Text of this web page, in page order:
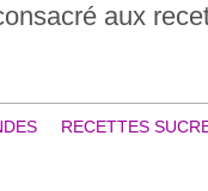
aux
RECETTES